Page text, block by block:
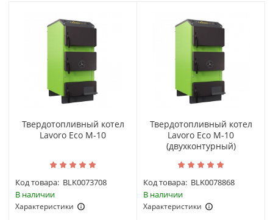
Твердотопливный котел
Lavoro Eco M-10
Код товара: BLK0073708
В наличии
Характеристики
Твердотопливный котел
Lavoro Eco M-10
(двухконтурный)
Код товара: BLK0078868
В наличии
Характеристики